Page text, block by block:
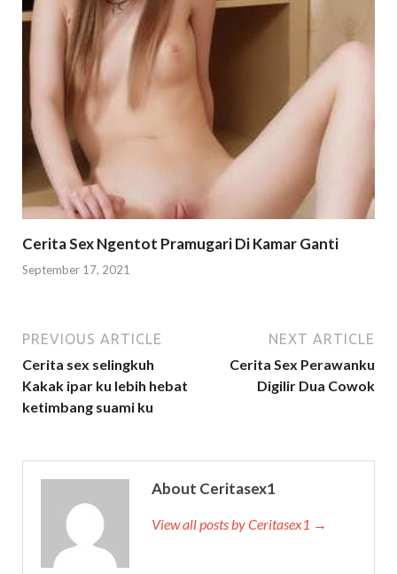
Cerita Sex Ngentot Pramugari Di Kamar Ganti
September 17, 2021
PREVIOUS ARTICLE
Cerita sex selingkuh
Kakak ipar ku lebih hebat
ketimbang suami ku
NEXT ARTICLE
Cerita Sex Perawanku
Digilir Dua Cowok
About Ceritasex1
View all posts by Ceritasex1 →